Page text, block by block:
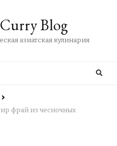
Blog
азиатская кулинария
фрай из чесночных